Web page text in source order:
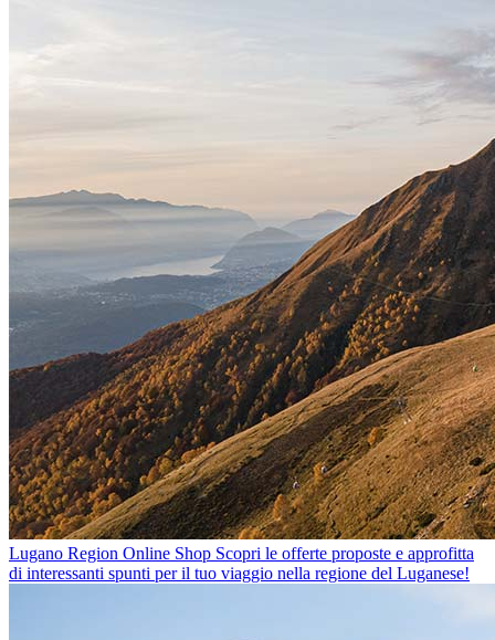
Lugano Region Online Shop Scopri le offerte proposte e approfitta
di interessanti spunti per il tuo viaggio nella regione del Luganese!